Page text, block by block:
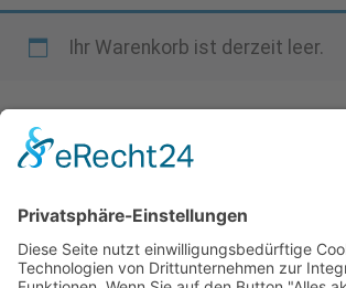
Ihr Warenkorb ist derzeit leer.
Zurück zum Shop
Bäcker Brade GmbH
Nossener Straße 48